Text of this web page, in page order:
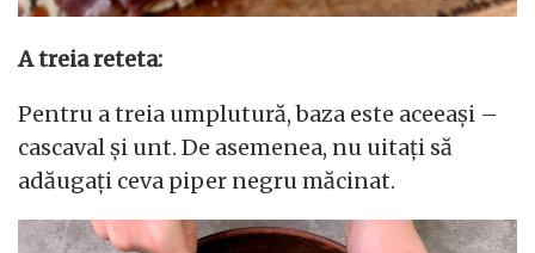
A treia reteta:
Pentru a treia umplutură, baza este aceeași –
cascaval și unt. De asemenea, nu uitați să
adăugați ceva piper negru măcinat.